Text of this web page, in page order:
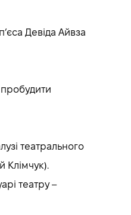
Девіда Айвза
пробудити
театрального
Клімчук).
театру –